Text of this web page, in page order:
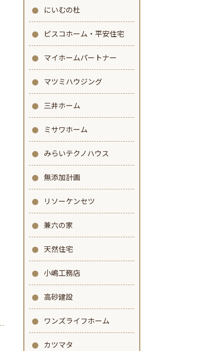
にいむの杜
ピスコホーム・平安住宅
マイホームパートナー
マツミハウジング
三井ホーム
ミサワホーム
みらいテクノハウス
無添加計画
リソーケンセツ
兼六の家
天然住宅
小嶋工務店
高砂建設
ワンズライフホーム
カツマタ